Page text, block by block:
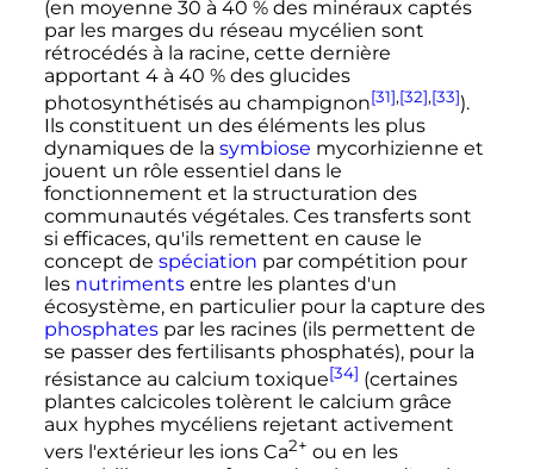
(en moyenne 30 à 40 % des minéraux captés
par les marges du réseau mycélien sont
rétrocédés à la racine, cette dernière
apportant 4 à 40 % des glucides
photosynthétisés au champignon[31],[32],[33]).
Ils constituent un des éléments les plus
dynamiques de la symbiose mycorhizienne et
jouent un rôle essentiel dans le
fonctionnement et la structuration des
communautés végétales. Ces transferts sont
si efficaces, qu'ils remettent en cause le
concept de spéciation par compétition pour
les nutrimentsentre les plantes d'un
écosystème, en particulier pour la capture des
phosphatespar les racines (ils permettent de
se passer des fertilisants phosphatés), pour la
résistance au calcium toxique[34] (certaines
plantes calcicoles tolèrent le calcium grâce
aux hyphes mycéliens rejetant activement
vers l'extérieur les ions Ca2+ ou en les